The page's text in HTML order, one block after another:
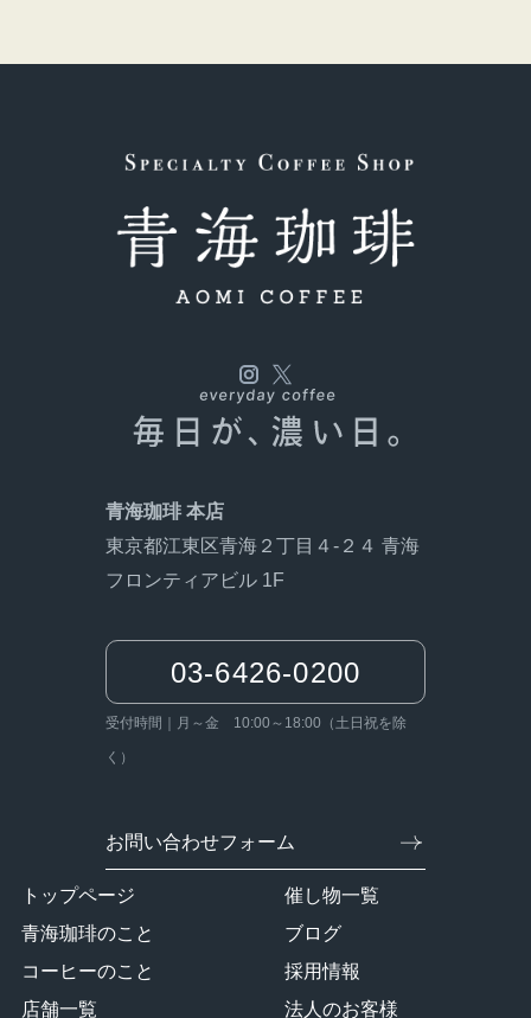
青海珈琲 本店
東京都江東区青海２丁目４-２４ 青海
フロンティアビル 1F
03-6426-0200
受付時間｜月～金 10:00～18:00（土日祝を除
く）
お問い合わせフォーム
トップページ
青海珈琲のこと
コーヒーのこと
店舗一覧
催し物一覧
ブログ
採用情報
法人のお客様